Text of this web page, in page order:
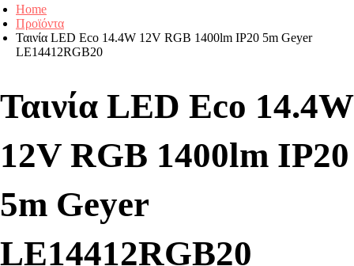
Home
Προϊόντα
Ταινία LED Eco 14.4W 12V RGB 1400lm IP20 5m Geyer
LE14412RGB20
Ταινία LED Eco 14.4W
12V RGB 1400lm IP20
5m Geyer
LE14412RGB20